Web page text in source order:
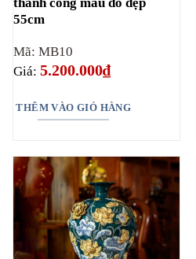
55cm
Mã: MB10
Giá:5.200.000₫
THÊM VÀO GIỎ HÀNG